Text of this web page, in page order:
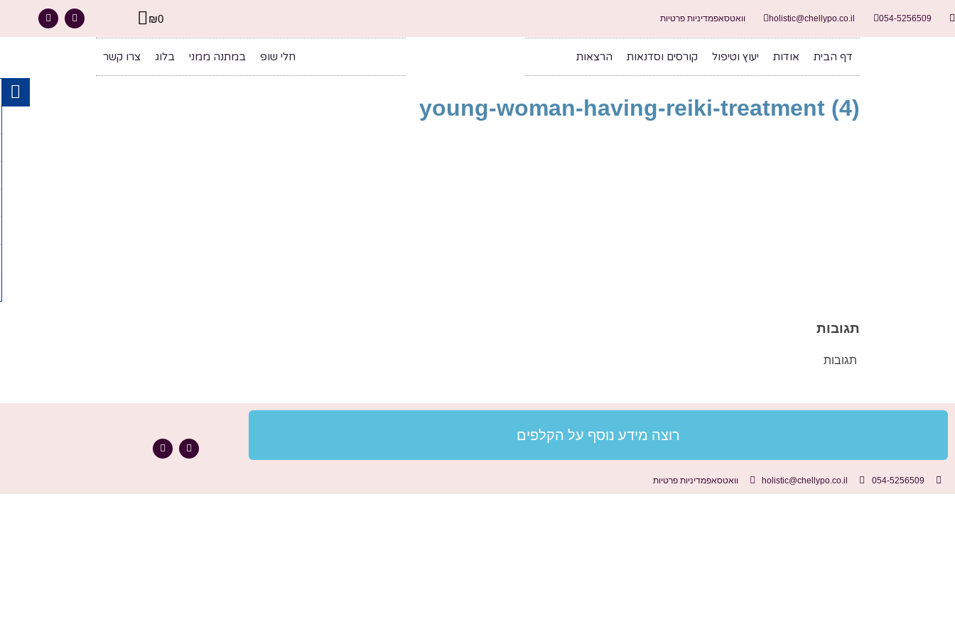
054-5256509
holistic@chellypo.co.il וואטסאפמדיניות פרטיות ₪0
דף הבית אודות יעוץ וטיפול קורסים וסדנאות הרצאות חלי שופ במתנה ממני בלוג צרו קשר
young-woman-having-reiki-treatment (4)
תגובות
תגובות
רוצה מידע נוסף על הקלפים
054-5256509
holistic@chellypo.co.il וואטסאפמדיניות פרטיות